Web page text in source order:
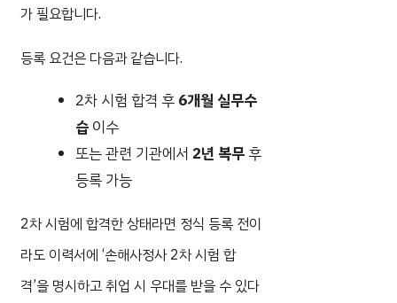
가 필요합니다.
등록 요건은 다음과 같습니다.
2차 시험 합격 후 6개월 실무수
습 이수
또는 관련 기관에서 2년 복무 후
등록 가능
2차 시험에 합격한 상태라면 정식 등록 전이
라도 이력서에 ‘손해사정사 2차 시험 합
격’을 명시하고 취업 시 우대를 받을 수 있다